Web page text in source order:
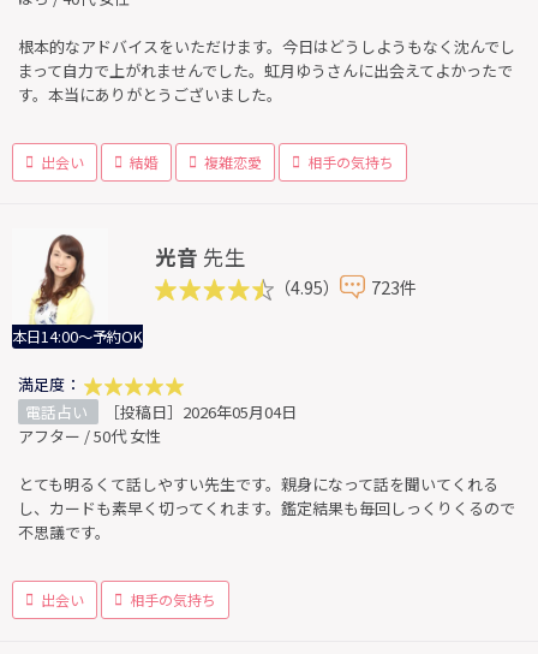
根本的なアドバイスをいただけます。今日はどうしようもなく沈んでし
まって自力で上がれませんでした。虹月ゆうさんに出会えてよかったで
す。本当にありがとうございました。
出会い 結婚 複雑恋愛 相手の気持ち
本日14:00～予約OK
光音 先生
（4.95） 723件
満足度：
電話占い
［投稿日］2026年05月04日
アフター / 50代 女性
とても明るくて話しやすい先生です。親身になって話を聞いてくれる
し、カードも素早く切ってくれます。鑑定結果も毎回しっくりくるので
不思議です。
出会い 相手の気持ち